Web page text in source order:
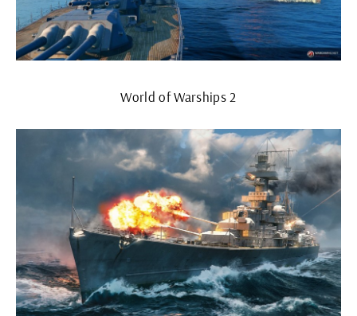
World of Warships 2